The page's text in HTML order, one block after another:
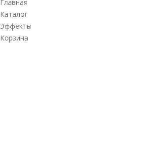
Главная
Каталог
Эффекты
Корзина